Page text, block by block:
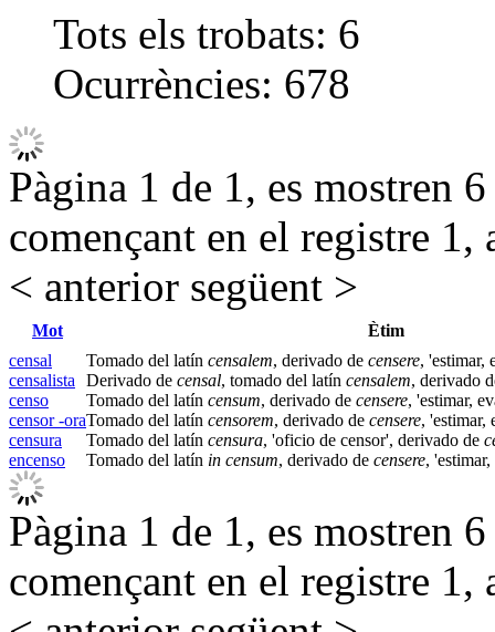
Tots els trobats: 6
Ocurrències: 678
Pàgina 1 de 1, es mostren
començant en el registre 1,
< anterior següent >
Mot
Ètim
censal
Tomado del latín censalem, derivado de censere, 'estimar,
censalista
Derivado de censal, tomado del latín censalem, derivado
censo
Tomado del latín censum, derivado de censere, 'estimar,
censor -oraTomado del latín censorem, derivado de censere, 'estimar,
censura
Tomado del latín censura, 'oficio de censor', derivado de
encenso
Tomado del latín in censum, derivado de censere,
Pàgina 1 de 1, es mostren
començant en el registre 1,